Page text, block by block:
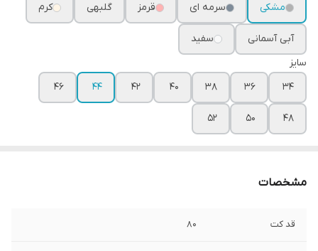
مشکی
سرمه ای قرمز گلبهی کرم
آبی آسمانی
سفید
سایز
۳۴
۳۶ ۳۸ ۴۰ ۴۲ ۴۴ ۴۶
۴۸ ۵۰ ۵۲
مشخصات
قد کت ۸۰